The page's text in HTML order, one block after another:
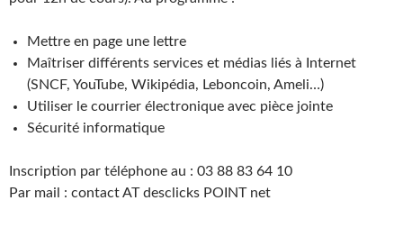
Mettre en page une lettre
Maîtriser différents services et médias liés à Internet
(SNCF, YouTube, Wikipédia, Leboncoin, Ameli…)
Utiliser le courrier électronique avec pièce jointe
Sécurité informatique
Inscription par téléphone au : 03 88 83 64 10
Par mail : contact AT desclicks POINT net